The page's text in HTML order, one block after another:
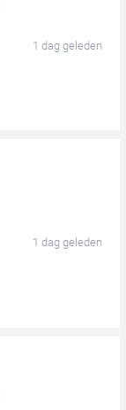
1 dag geleden
1 dag geleden